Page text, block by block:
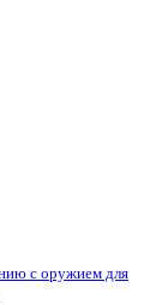
с оружием для